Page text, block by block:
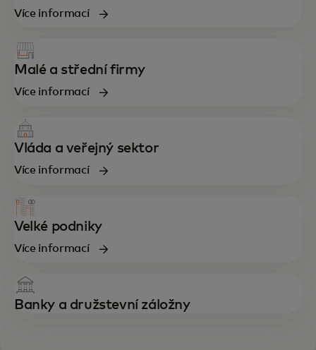
Více informací
Malé a střední firmy
Více informací
Vláda a veřejný sektor
Více informací
Velké podniky
Více informací
Banky a družstevní záložny